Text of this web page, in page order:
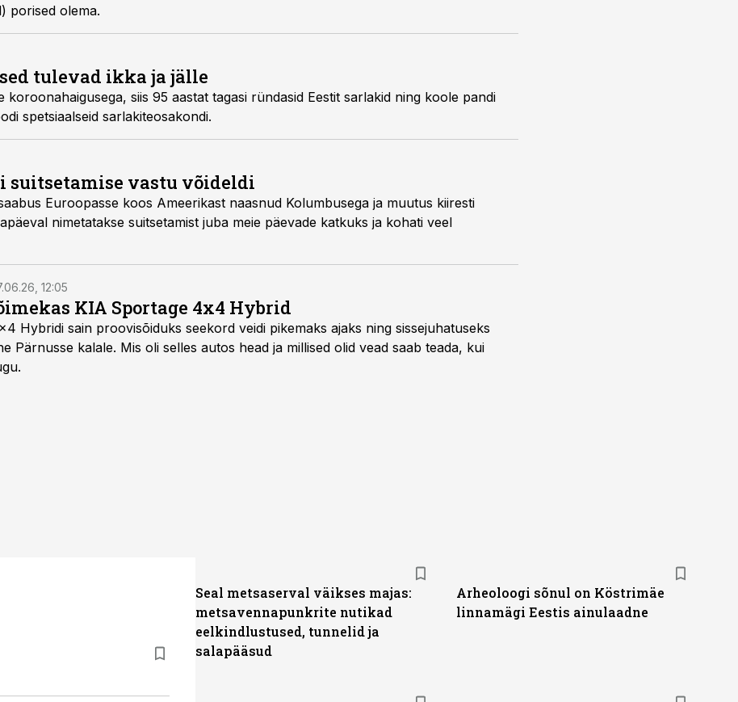
porised olema.
tulevad ikka ja jälle
koroonahaigusega, siis 95 aastat tagasi ründasid Eestit sarlakid ning koole pandi
spetsiaalseid sarlakiteosakondi.
suitsetamise vastu võideldi
Euroopasse koos Ameerikast naasnud Kolumbusega ja muutus kiiresti
nimetatakse suitsetamist juba meie päevade katkuks ja kohati veel
12:05
KIA Sportage 4x4 Hybrid
Hybridi sain proovisõiduks seekord veidi pikemaks ajaks ning sissejuhatuseks
Pärnusse kalale. Mis oli selles autos head ja millised olid vead saab teada, kui
Seal metsaserval väikses majas:
metsavennapunkrite nutikad
eelkindlustused, tunnelid ja
salapääsud
Arheoloogi sõnul on Köstrimäe
linnamägi Eestis ainulaadne